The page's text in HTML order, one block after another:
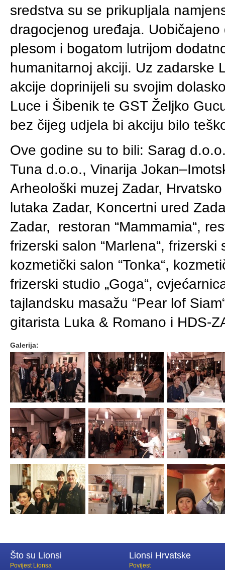
sredstva su se prikupljala
dragocjenog uređaja.
plesom i bogatom lutrijom
humanitarnoj akciji. Uz zadarske
akcije doprinijeli su svojim
Luce i Šibenik te GST Željko
bez čijeg udjela bi akciju bilo
Ove godine su to bili: Sarag
Tuna d.o.o., Vinarija
Arheološki muzej Zadar,
lutaka Zadar, Koncertni ured
Zadar, restoran “Mammamia“,
frizerski salon “Marlena“, frizerski
kozmetički salon “Tonka“,
frizerski studio „Goga“,
tajlandsku masažu “Pear lof
gitarista Luka & Romano i HDS-
Galerija:
Što su Lionsi
Povijest Lionsa
Lionsi Hrvatske
Povijest